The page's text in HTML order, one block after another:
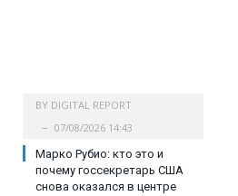
BY DIGITAL REPORT
07/08/2026 14:43
Марко Рубио: кто это и
почему госсекретарь США
снова оказался в центре